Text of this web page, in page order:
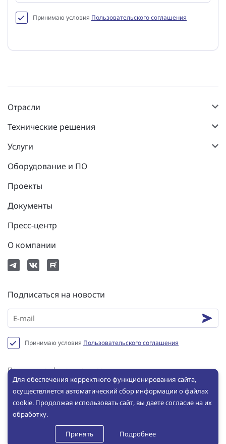
Принимаю условия Пользовательского соглашения
Отрасли
Технические решения
Услуги
Оборудование и ПО
Проекты
Документы
Пресс-центр
О компании
Подписаться на новости
Принимаю условия Пользовательского соглашения
Политика конфиденциальности
Пользовательское соглашение
Сookie
© ООО «ИНБРЭС», 2025. Все права защищены. Копирование и
использование любых материалов с сайта без письменного
разрешения ООО «ИНБРЭС» не допускается
Для обеспечения корректного функционирования сайта,
осуществляется автоматический сбор информации о файлах
cookie. Продолжая использовать сайт, вы даете согласие на их
обработку.
Принять Подробнее